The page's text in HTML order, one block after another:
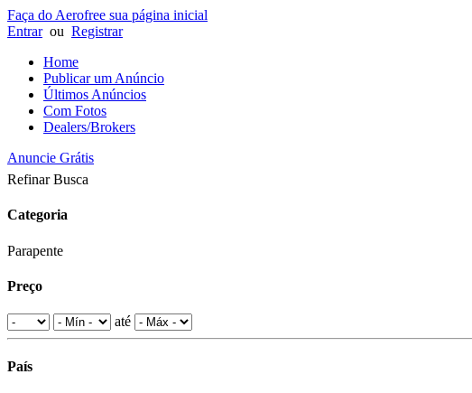
Faça do Aerofree sua página inicial
Entrarou Registrar
Home
Publicar um Anúncio
Últimos Anúncios
Com Fotos
Dealers/Brokers
Anuncie Grátis
Refinar Busca
Categoria
Parapente
Preço
até
País